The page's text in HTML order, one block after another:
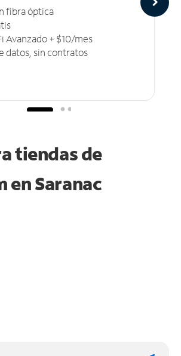
fibra óptica
Avanzado + $10/mes
datos, sin contratos
tiendas de
enSaranac